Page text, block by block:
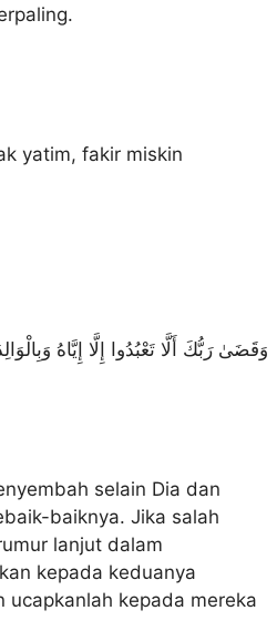
yatim, fakir miskin
وَقَضَىٰ رَبُّكَ أَلَّا تَعْبُدُوا إِلَّا إِيَّاهُ
selain Dia dan
baiknya. Jika salah
lanjut dalam
kepada keduanya
ucapkanlah kepada mereka